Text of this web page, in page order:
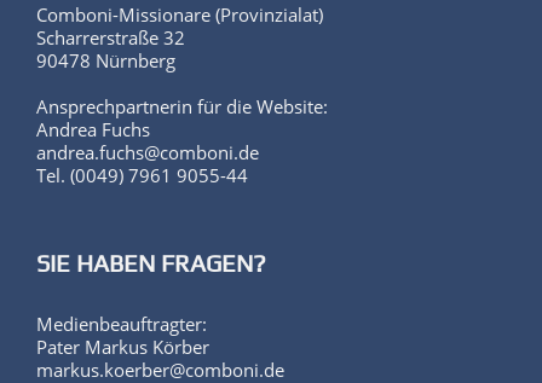
Comboni-Missionare (Provinzialat)
Scharrerstraße 32
90478 Nürnberg
Ansprechpartnerin für die Website:
Andrea Fuchs
andrea.fuchs@comboni.de
Tel. (0049) 7961 9055-44
SIE HABEN FRAGEN?
Medienbeauftragter:
Pater Markus Körber
markus.koerber@comboni.de